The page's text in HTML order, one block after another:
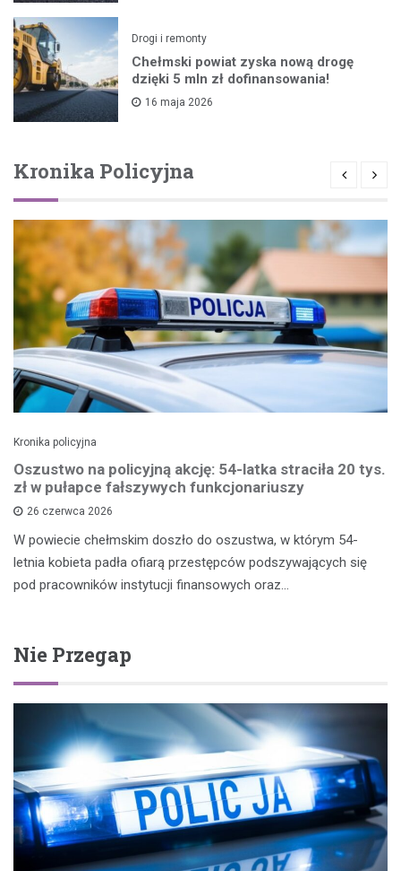
Drogi i remonty
Chełmski powiat zyska nową drogę
dzięki 5 mln zł dofinansowania!
16 maja 2026
Kronika Policyjna
Kronika policyjna
Oszustwo na policyjną akcję: 54-latka straciła 20 tys.
zł w pułapce fałszywych funkcjonariuszy
26 czerwca 2026
W powiecie chełmskim doszło do oszustwa, w którym 54-
letnia kobieta padła ofiarą przestępców podszywających się
pod pracowników instytucji finansowych oraz…
Nie Przegap